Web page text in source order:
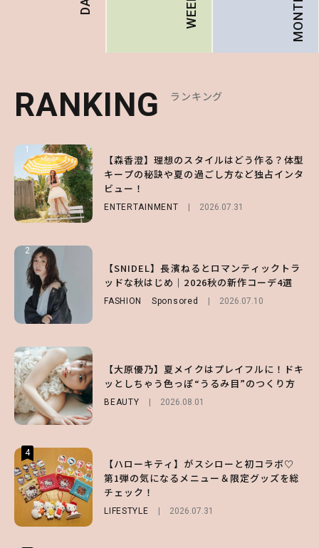
RANKING ランキング
1
【森香澄】理想のスタイルはどう作る？体型
キープの秘訣や夏の過ごし方など独占インタ
ビュー！
ENTERTAINMENT 2026.07.31
2
【SNIDEL】長濱ねるとロマンティックトラ
ッドな秋はじめ｜2026秋の新作コーデ4選
FASHION Sponsored 2026.07.10
3
【大原優乃】夏メイクはプレイフルに！ドキ
ッとしちゃう色っぽ“うるみ目”のつくり方
BEAUTY 2026.08.01
4
【ハローキティ】がスシローと初コラボ♡
第1弾の気になるメニュー＆限定グッズを総
チェック！
LIFESTYLE 2026.07.31
RANKING ランキング
1
【ハローキティ】がスシローと初コラボ♡
第1弾の気になるメニュー＆限定グッズを総
チェック！
LIFESTYLE 2026.07.31
2
【齋藤飛鳥】人生初のロブに！「意外としっ
くりくるし、すごく新鮮で心地いい」ヘアカ
ットの様子を独占でお届け♡
ENTERTAINMENT 2026.07.30
3
【スタバ】約160通りのカスタマイズができ
る⁉ 39店舗限定『My フルーツ³ フラペチー
ノ®』を徹底レポ♡
4
【大原優乃】夏メイクはプレイフルに！ドキ
ッとしちゃう色っぽ“うるみ目”のつくり方
RANKING ランキング
1
【SNIDEL】長濱ねるとロマンティックトラ
ッドな秋はじめ｜2026秋の新作コーデ4選
2
【付録】総柄ハローキティが可愛すぎ♡ 紀
ノ国屋コラボの“優秀保冷バッグ”は夏の強
い味方！【オトナミューズ9月号増刊】
3
【谷まりあ】夏は“シアースカート”でさり
げなく肌見せ！透け感のニュアンスを楽しめ
るマストハブアイテム4選
4
【夏ヘアのくずれ・うねりに】ヘアメイク夢
月直伝♡ ドライシャンプー「バティスト」
を使ったプロ級スタイリング3選
BEAUTY Sponsored